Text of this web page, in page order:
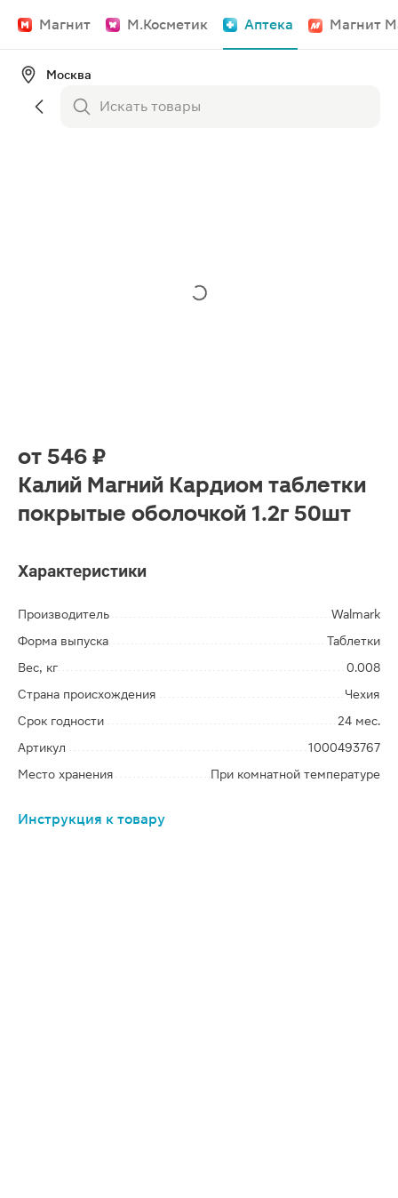
Магнит М.Косметик Аптека Магнит
Москва
от 546 ₽
Калий Магний Кардиом таблетки
покрытые оболочкой 1.2г 50шт
Характеристики
Производитель
Walmark
Форма выпуска
Таблетки
Вес, кг
0.008
Страна происхождения
Чехия
Срок годности
24 мес.
Артикул
1000493767
Место хранения
При комнатной температуре
Инструкция к товару